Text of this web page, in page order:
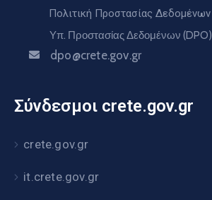
Πολιτική Προστασίας Δεδομένων
Υπ. Προστασίας Δεδομένων (DPO)
dpo@crete.gov.gr
Σύνδεσμοι crete.gov.gr
crete.gov.gr
it.crete.gov.gr